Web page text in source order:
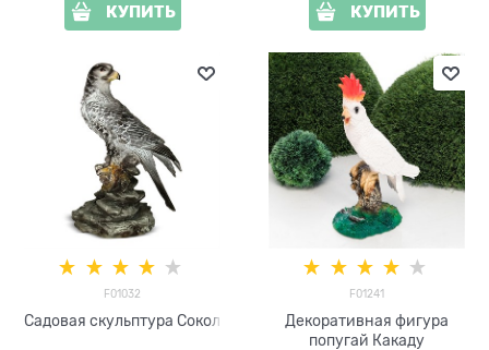
КУПИТЬ КУПИТЬ
F01032
Садовая скульптура Сокол
F01241
Декоративная фигура
попугай Какаду